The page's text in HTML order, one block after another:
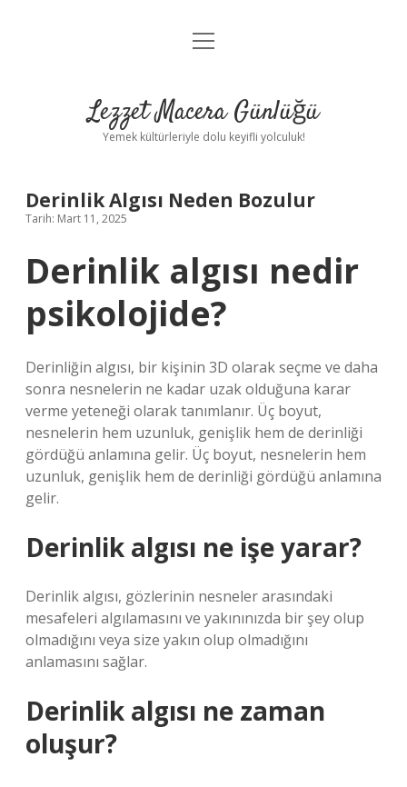
Anasayfa
Yasal Uyarı
menüyü
Lezzet Macera Günlüğü
Yemek kültürleriyle dolu keyifli yolculuk!
Derinlik Algısı Neden Bozulur
Tarih: Mart 11, 2025
Derinlik algısı nedir
psikolojide?
Derinliğin algısı, bir kişinin 3D olarak seçme ve daha
sonra nesnelerin ne kadar uzak olduğuna karar
verme yeteneği olarak tanımlanır. Üç boyut,
nesnelerin hem uzunluk, genişlik hem de derinliği
gördüğü anlamına gelir. Üç boyut, nesnelerin hem
uzunluk, genişlik hem de derinliği gördüğü anlamına
gelir.
Derinlik algısı ne işe yarar?
Derinlik algısı, gözlerinin nesneler arasındaki
mesafeleri algılamasını ve yakınınızda bir şey olup
olmadığını veya size yakın olup olmadığını
anlamasını sağlar.
Derinlik algısı ne zaman
oluşur?